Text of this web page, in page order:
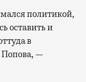
политикой,
оставить и
в
Попова, —